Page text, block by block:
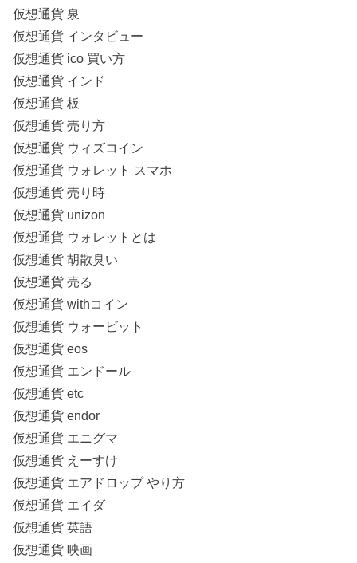
仮想通貨 泉
仮想通貨 インタビュー
仮想通貨 ico 買い方
仮想通貨 インド
仮想通貨 板
仮想通貨 売り方
仮想通貨 ウィズコイン
仮想通貨 ウォレット スマホ
仮想通貨 売り時
仮想通貨 unizon
仮想通貨 ウォレットとは
仮想通貨 胡散臭い
仮想通貨 売る
仮想通貨 withコイン
仮想通貨 ウォービット
仮想通貨 eos
仮想通貨 エンドール
仮想通貨 etc
仮想通貨 endor
仮想通貨 エニグマ
仮想通貨 えーすけ
仮想通貨 エアドロップ やり方
仮想通貨 エイダ
仮想通貨 英語
仮想通貨 映画